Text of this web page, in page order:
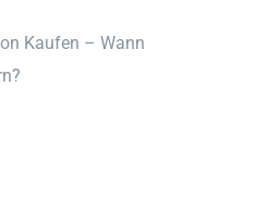
Kaufen – Wann